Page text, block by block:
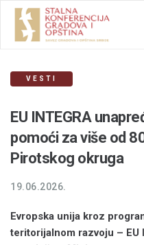
VESTI
EU INTEGRA
pomoći za više od
Pirotskog okruga
19.06.2026.
Evropska unija kroz
teritorijalnom razvoju – EU